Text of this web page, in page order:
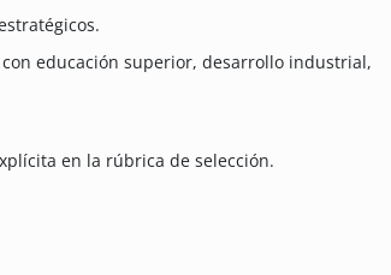
educación superior, desarrollo industrial,
en la rúbrica de selección.